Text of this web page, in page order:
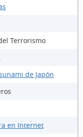
Terrorismo
de Japón
en Internet